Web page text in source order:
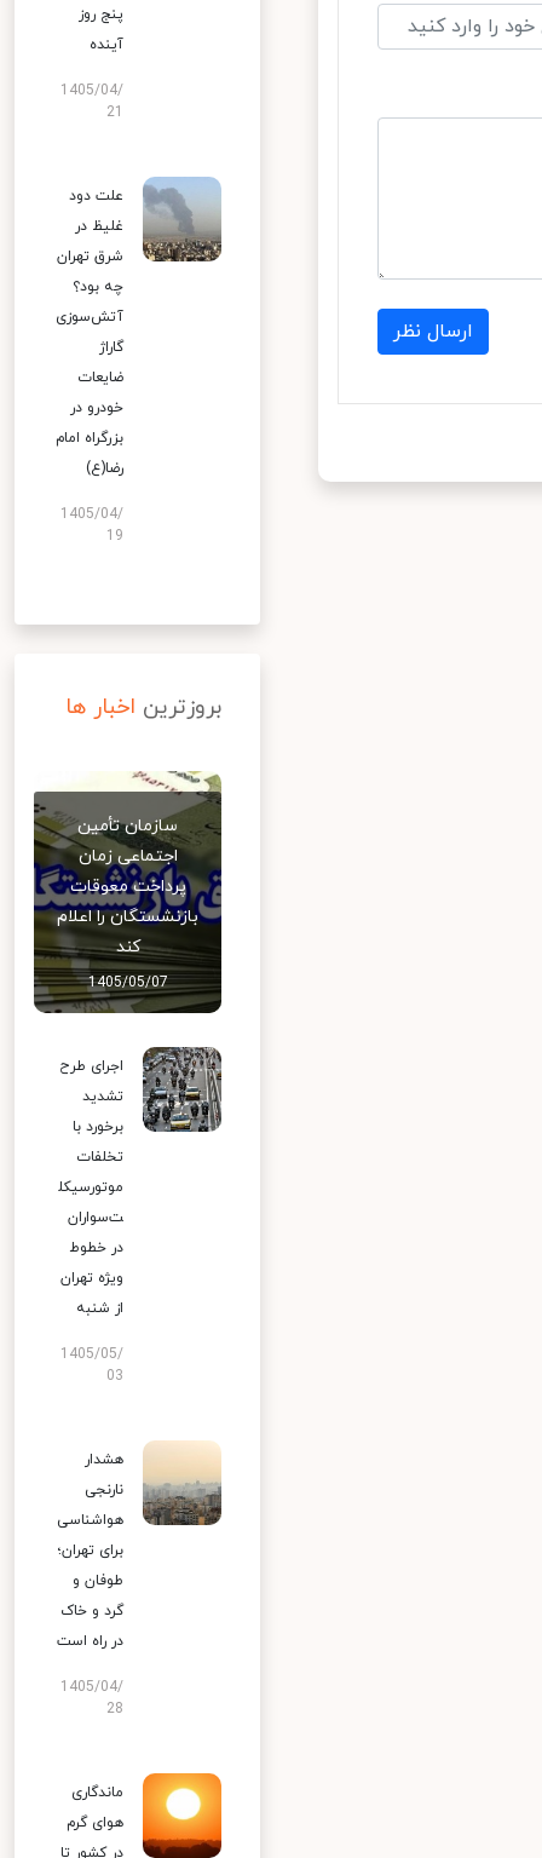
ارسال نظر
پنج روز
آینده
1405/04/
علت دود
غلیظ در
شرق تهران
چه بود؟
آتش‌سوزی
گاراژ
ضایعات
خودرو در
بزرگراه امام
رضا(ع)
1405/04/
19
بروزترین اخبار ها
سازمان تأمین
اجتماعی زمان
پرداخت معوقات
بازنشستگان را اعلام
کند
1405/05/07
اجرای طرح
تشدید
برخورد با
تخلفات
موتورسیکل
ت‌سواران
در خطوط
ویژه تهران
از شنبه
1405/05/
03
هشدار
نارنجی
هواشناسی
برای تهران؛
طوفان و
گرد و خاک
در راه است
1405/04/
28
ماندگاری
هوای گرم
در کشور تا